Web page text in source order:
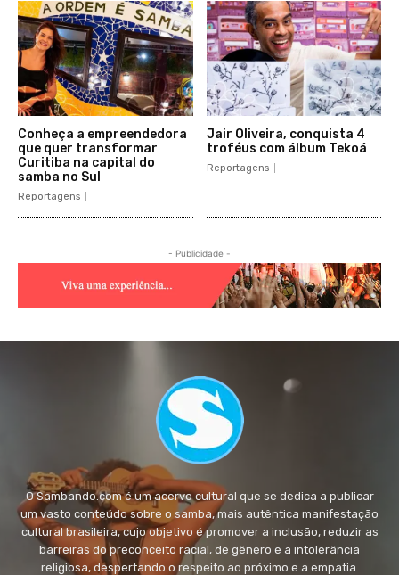
Conheça a empreendedora
que quer transformar
Curitiba na capital do
samba no Sul
Reportagens
Jair Oliveira, conquista 4
troféus com álbum Tekoá
Reportagens
- Publicidade -
O Sambando.com é um acervo cultural que se dedica a publicar
um vasto conteúdo sobre o samba, mais autêntica manifestação
cultural brasileira, cujo objetivo é promover a inclusão, reduzir as
barreiras do preconceito racial, de gênero e a intolerância
religiosa, despertando o respeito ao próximo e a empatia.